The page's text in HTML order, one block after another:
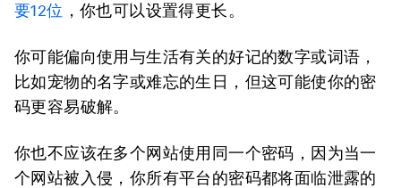
要12位 ，你也可以设置得更长。
你可能偏向使用与生活有关的好记的数字或词语，
比如宠物的名字或难忘的生日，但这可能使你的密
码更容易破解。
你也不应该在多个网站使用同一个密码，因为当一
个网站被入侵，你所有平台的密码都将面临泄露的